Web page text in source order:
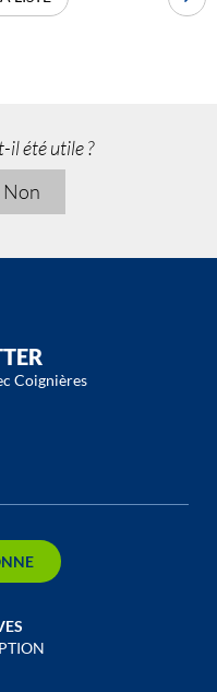
il été utile ?
Non
Coignières